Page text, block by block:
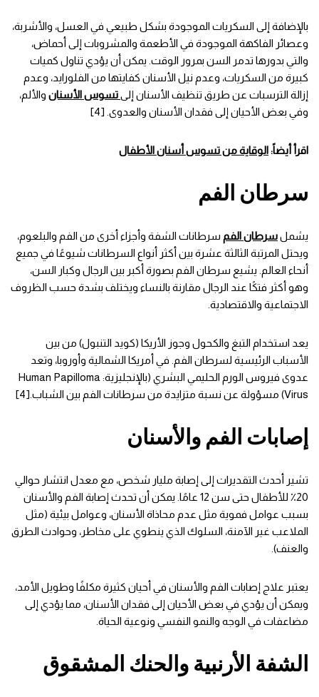
بالإضافة إلى السكريات الموجودة بشكل طبيعي في العسل، والأشربة،
وعصائر الفاكهة الموجودة في الأطعمة والمشروبات إلى أحماض،
والتي بدورها تدمر السن بمرور الوقت. يمكن أن يؤدي تناول كميات
كبيرة من السكريات، وعدم نيل الأسنان كفايتها من الفلورايد، وعدم
إزالة الترسبات عن طريق تنظيف الأسنان إلىتسوس الأسنان والألم،
وفي بعض الأحيان إلى فقدان الأسنان والعدوى. [4]
اقرأ أيضاً:الوقاية من تسوس أسنان الأطفال
سرطان الفم
يشملسرطان الفم سرطانات الشفة وأجزاء أخرى من الفم والبلعوم،
ويحتل المرتبة الثالثة عشرة بين أكثر أنواع السرطانات شيوعًا في جميع
أنحاء العالم. يشيع سرطان الفم بصورة أكبر بين الرجال وكبار السن،
وهو أكثر فتكًا عند الرجال مقارنة بالنساء ويختلف بشدة حسب الظروف
الاجتماعية والاقتصادية.
يعد استخدام التبغ والكحول وجوز الأريكا (كويد التنبول) من بين
الأسباب الرئيسية لسرطان الفم. في أمريكا الشمالية وأوروبا، وتعد
عدوى فيروس الورم الحليمي البشري (بالإنجليزية: Human Papilloma
Virus) مسؤولة عن نسبة متزايدة من سرطانات الفم بين الشباب.[4]
إصابات الفم والأسنان
تشير أحدث التقديرات إلى إصابة مليار شخص، مع معدل انتشار حوالي
20٪ للأطفال حتى سن 12 عامًا. يمكن أن تحدث إصابة الفم والأسنان
بسبب عوامل فموية مثل عدم محاذاة الأسنان، وعوامل بيئية (مثل
الملاعب غير الآمنة، السلوك الذي ينطوي على مخاطر، وحوادث الطرق
والعنف).
يعتبر علاج إصابات الفم والأسنان في أحيان كثيرة مكلفًا وطويل الأمد،
ويمكن أن يؤدي في بعض الأحيان إلى فقدان الأسنان، مما يؤدي إلى
مضاعفات في الوجه والنمو النفسي ونوعية الحياة.
الشفة الأرنبية والحنك المشقوق